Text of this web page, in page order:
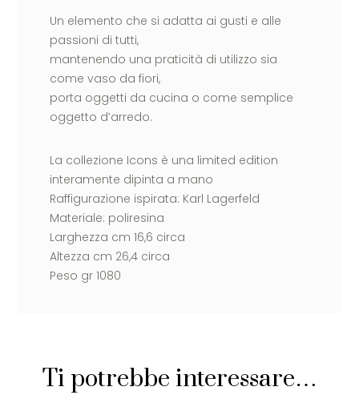
Un elemento che si adatta ai gusti e alle
passioni di tutti,
mantenendo una praticità di utilizzo sia
come vaso da fiori,
porta oggetti da cucina o come semplice
oggetto d’arredo.
La collezione Icons è una limited edition
interamente dipinta a mano
Raffigurazione ispirata: Karl Lagerfeld
Materiale: poliresina
Larghezza cm 16,6 circa
Altezza cm 26,4 circa
Peso gr 1080
Ti potrebbe interessare…